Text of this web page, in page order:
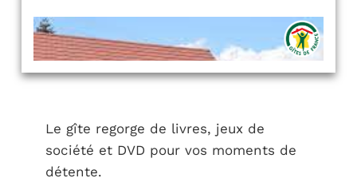
Le gîte regorge de livres, jeux de
société et DVD pour vos moments de
détente.